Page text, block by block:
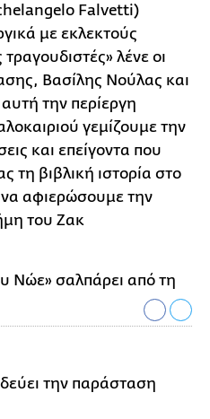
Falvetti)
με εκλεκτούς
λένε οι
Βασίλης Νούλας και
την περίεργη
γεμίζουμε την
και επείγοντα που
τη βιβλική ιστορία στο
αφιερώσουμε την
του Ζακ
την παράσταση